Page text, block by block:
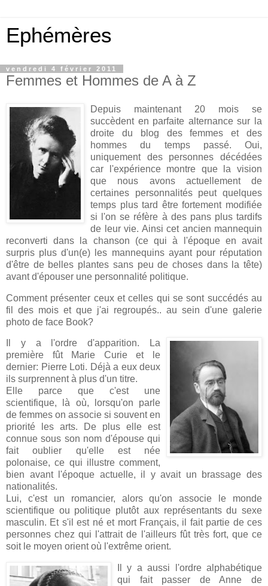
Ephémères
vendredi 4 février 2011
Femmes et Hommes de A à Z
Depuis maintenant 20 mois se
succèdent en parfaite alternance sur la
droite du blog des femmes et des
hommes du temps passé. Oui,
uniquement des personnes décédées
car l'expérience montre que la vision
que nous avons actuellement de
certaines personnalités peut quelques
temps plus tard être fortement modifiée
si l'on se réfère à des pans plus tardifs
de leur vie. Ainsi cet ancien mannequin
reconverti dans la chanson (ce qui à l'époque en avait
surpris plus d'un(e) les mannequins ayant pour réputation
d'être de belles plantes sans peu de choses dans la tête)
avant d'épouser une personnalité politique.
Comment présenter ceux et celles qui se sont succédés au
fil des mois et que j'ai regroupés.. au sein d'une galerie
photo de face Book?
Il y a l'ordre d'apparition. La
première fût Marie Curie et le
dernier: Pierre Loti. Déjà a eux deux
ils surprennent à plus d'un titre.
Elle parce que c'est une
scientifique, là où, lorsqu'on parle
de femmes on associe si souvent en
priorité les arts. De plus elle est
connue sous son nom d'épouse qui
fait oublier qu'elle est née
polonaise, ce qui illustre comment,
bien avant l'époque actuelle, il y avait un brassage des
nationalités.
Lui, c'est un romancier, alors qu'on associe le monde
scientifique ou politique plutôt aux représentants du sexe
masculin. Et s'il est né et mort Français, il fait partie de ces
personnes chez qui l'attrait de l'ailleurs fût très fort, que ce
soit le moyen orient où l'extrême orient.
Il y a aussi l'ordre alphabétique
qui fait passer de Anne de